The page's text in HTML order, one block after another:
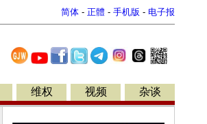
简体 - 正體 - 手机版 - 电子报
维权 视频 杂谈